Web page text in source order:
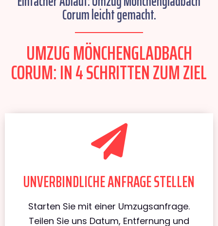
Corum leicht gemacht.
UMZUG MÖNCHENGLADBACH
CORUM: IN 4 SCHRITTEN ZUM ZIEL
UNVERBINDLICHE ANFRAGE STELLEN
Starten Sie mit einer Umzugsanfrage.
Teilen Sie uns Datum, Entfernung und